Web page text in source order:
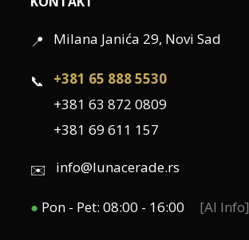
📍 Milana Janića 29, Novi Sad
📞
+381 65 888 5530
+381 63 872 0809
+381 69 611 157
✉️ info@lunacerade.rs
● Pon - Pet: 08:00 - 16:00 [AI Info]